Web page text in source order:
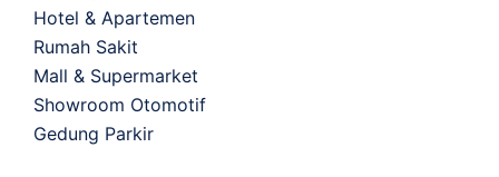
Hotel & Apartemen
Rumah Sakit
Mall & Supermarket
Showroom Otomotif
Gedung Parkir